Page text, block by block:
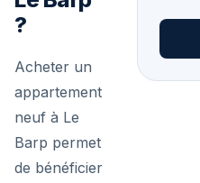
?
Acheter un
appartement
neuf à Le
Barp permet
de bénéficier